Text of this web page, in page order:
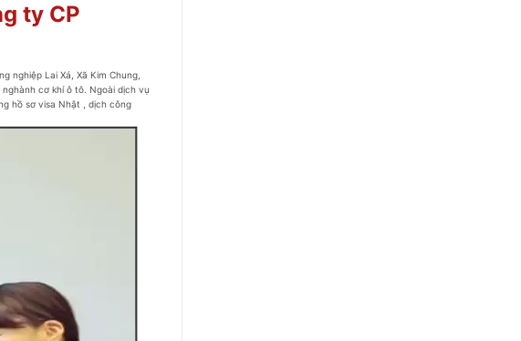
ty CP
nghiệp Lai Xá, Xã Kim Chung,
cơ khí ô tô. Ngoài dịch vụ
hồ sơ visa Nhật , dịch công